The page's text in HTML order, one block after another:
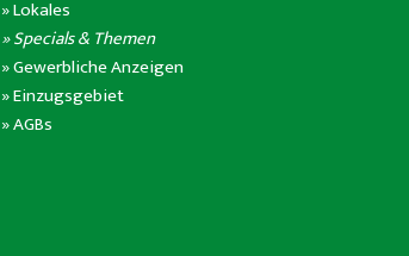
»Lokales
» Specials & Themen
»Gewerbliche Anzeigen
»Einzugsgebiet
»AGBs